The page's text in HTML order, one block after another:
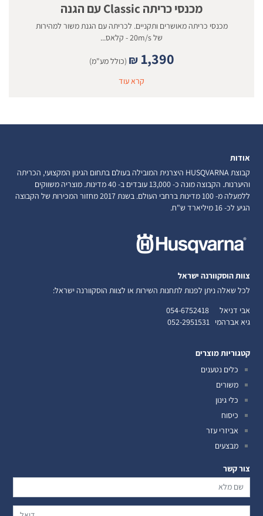
מכנסי כריתה Classic עם הגנה
מכנסי כריתה מאושרים ותקניים. לכריתה עם הגנת משור למהירות
של 20m/s - קלאס...
₪ 1,390
(כולל מע"מ)
קרא עוד
אודות
קבוצת HUSQVARNA היצרנית המובילה בעולם בתחום הגינון המקצועי, הכריתה
והיערנות. הקבוצה מונה כ- 13,000 עובדים ב- 40 מדינות. מוצריה משווקים
ללמעלה מ- 100 מדינות ברחבי העולם. בשנת 2017 מחזור המכירות של הקבוצה
הגיע לכ- 16 מיליארד ש"ח.
צוות הוסקוורנה ישראל
לכל שאלה ניתן לפנות לתחנות השירות או לצוות הוסקוורנה ישראל:
אבי דניאל 054-6752418
גיא אברהמי 052-2951531
קטגוריות מוצרים
כלים נטענים
משורים
כלי גינון
כיסוח
אביזרי עזר
מבצעים
צור קשר